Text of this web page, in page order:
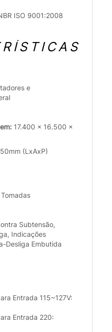
ISO 9001:2008
e
17.400 x 16.500 x
(LxAxP)
Subtensão,
Indicações
Desliga Embutida
Entrada 115~127V:
Entrada 220: